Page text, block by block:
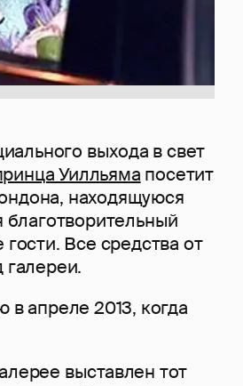
выхода в свет
Уилльяма посетит
находящуюся
Все средства от
апреле 2013, когда
выставлен тот